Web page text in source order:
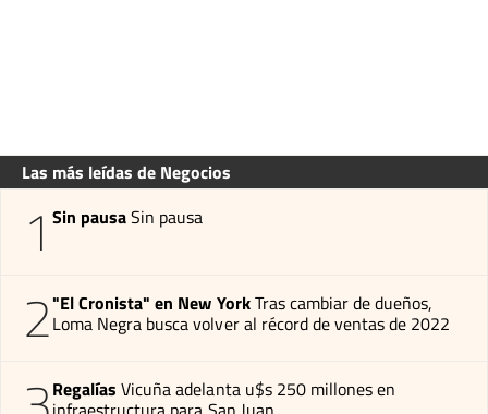
Las más leídas de Negocios
1 Sin pausaSin pausa
2"El Cronista" en New YorkTras cambiar de dueños,
Loma Negra busca volver al récord de ventas de 2022
Regalías Vicuña adelanta u$s 250 millones en